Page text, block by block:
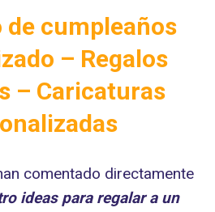
de cumpleaños
– Regalos
– Caricaturas
comentado directamente
ideas para regalar a un